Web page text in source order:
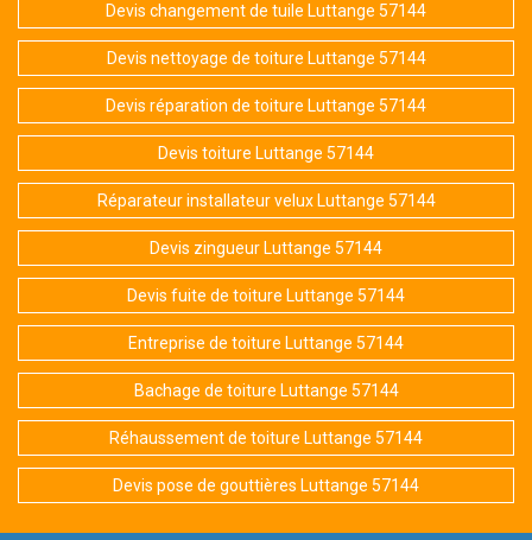
Devis changement de tuile Luttange 57144
Devis nettoyage de toiture Luttange 57144
Devis réparation de toiture Luttange 57144
Devis toiture Luttange 57144
Réparateur installateur velux Luttange 57144
Devis zingueur Luttange 57144
Devis fuite de toiture Luttange 57144
Entreprise de toiture Luttange 57144
Bachage de toiture Luttange 57144
Réhaussement de toiture Luttange 57144
Devis pose de gouttières Luttange 57144